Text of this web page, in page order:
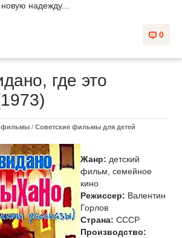
надежду...
0
где это
фильмы / Советские фильмы для детей
Жанр: детский
фильм, семейное
кино
Режиссер: Валентин
Горлов
Страна: СССР
Производство: